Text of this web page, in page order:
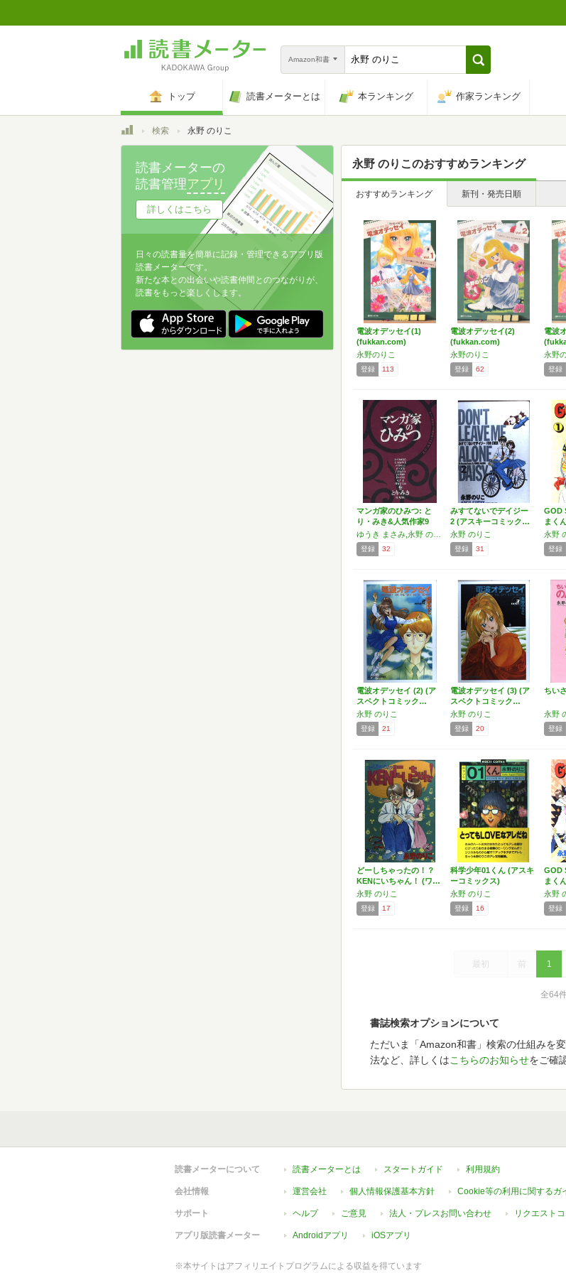
Amazon和書
トップ 読書メーターとは 本ランキング 作家ランキング
トップ検索 永野 のりこ
永野 のりこ のおすすめランキング
おすすめランキング 新刊・発売日順
電波オデッセイ(1)
(fukkan.com)
永野のりこ
登録 113
電波オデッセイ(2)
(fukkan.com)
永野のりこ
登録 62
電波
永野
登録
マンガ家のひみつ: と
り・みき&人気作家9
人…
登録 32
みすてないでデイジー
2 (アスキーコミック…
永野 のりこ
登録 31
GOD
まく
永野
登録
電波オデッセイ (2) (ア
スペクトコミック…
永野 のりこ
登録 21
電波オデッセイ (3) (ア
スペクトコミック…
永野 のりこ
登録 20
ちい
永野
登録
どーしちゃったの！？
KENにいちゃん！ (ワ…
永野 のりこ
登録 17
科学少年01くん (アスキ
ーコミックス)
永野 のりこ
登録 16
GOD
まく
永野
登録
最初 前 1
全64
書誌検索オプションについて
ただいま「Amazon和書」検索の仕組みを
法など、詳しくはこちらのお知らせをご確
読書メーターの
読書管理アプリ
詳しくはこちら
日々の読書量を簡単に記録・管理できるアプリ版
読書メーターです。
新たな本との出会いや読書仲間とのつながりが、
読書をもっと楽しくします。
読書メーターについて 読書メーターとは スタートガイド 利用規約
会社情報 運営会社 個人情報保護基本方針 Cookie等の利用に関するガ
サポート ヘルプ ご意見 法人・プレスお問い合わせ リクエスト
アプリ版読書メーター Androidアプリ iOSアプリ
※本サイトはアフィリエイトプログラムによる収益を得ています